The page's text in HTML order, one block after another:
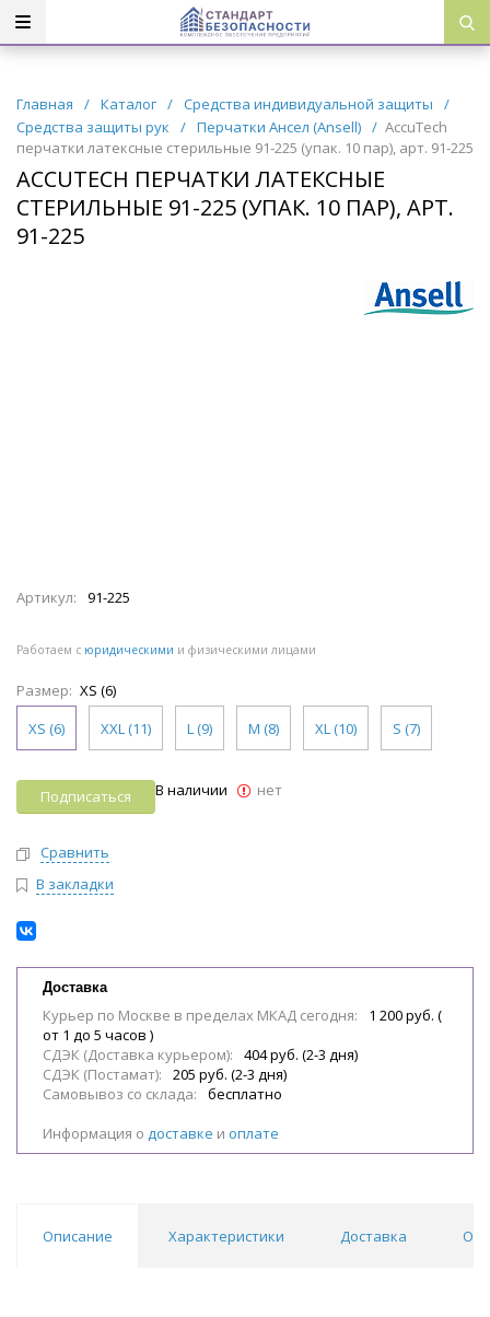
Главная / Каталог / Средства индивидуальной защиты
/
Средства защиты рук
/ Перчатки Ансел (Ansell) / AccuTech
перчатки латексные стерильные 91-225 (упак. 10 пар), арт. 91-225
ACCUTECH ПЕРЧАТКИ ЛАТЕКСНЫЕ
СТЕРИЛЬНЫЕ 91-225 (УПАК. 10 ПАР), АРТ.
91-225
Артикул: 91-225
Работаем с юридическими и физическими лицами
Размер: XS (6)
XS (6)
XXL (11) L (9) M (8) XL (10) S (7)
Подписаться В наличии нет
Сравнить
В закладки
Доставка
Курьер по Москве в пределах МКАД сегодня:
1 200 руб. (
от 1 до 5 часов )
СДЭК (Доставка курьером):
404 руб. (2-3 дня)
СДЭК (Постамат):
205 руб. (2-3 дня)
Самовывоз со склада:
бесплатно
Информация о доставке и оплате
Описание Характеристики Доставка